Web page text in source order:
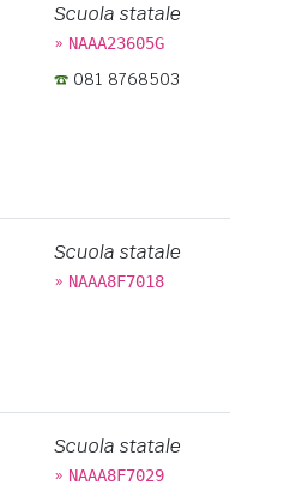
Scuola statale
» NAAA23605G
081 8768503
Scuola statale
» NAAA8F7018
Scuola statale
» NAAA8F7029